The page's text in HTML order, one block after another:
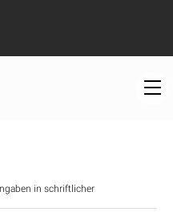
in schriftlicher